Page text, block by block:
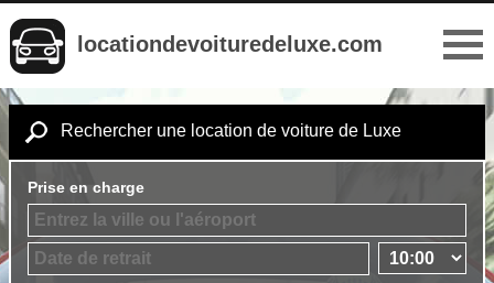
locationdevoituredeluxe.com
Rechercher une location de voiture de Luxe
Prise en charge